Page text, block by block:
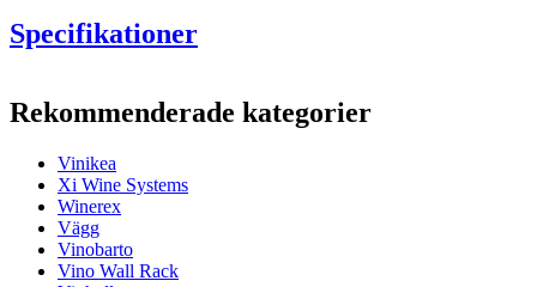
Specifikationer
ProduktnummerW100
Allmänt
YtaEk
Modulär
PlaceringBord
Rekommenderade kategorier
Vinikea
Xi Wine Systems
Winerex
Vägg
Vinobarto
Vino Wall Rack